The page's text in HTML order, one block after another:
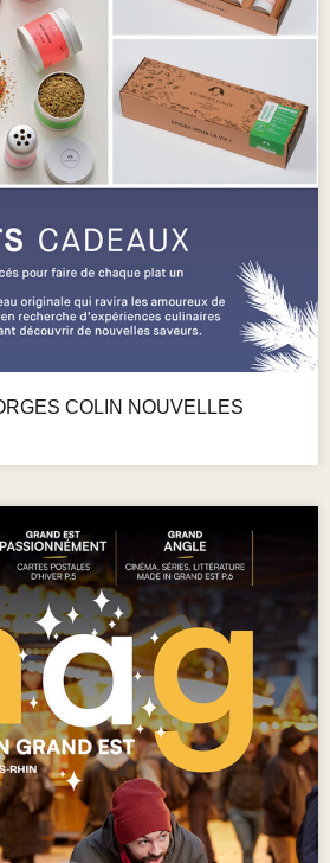
COLIN NOUVELLES